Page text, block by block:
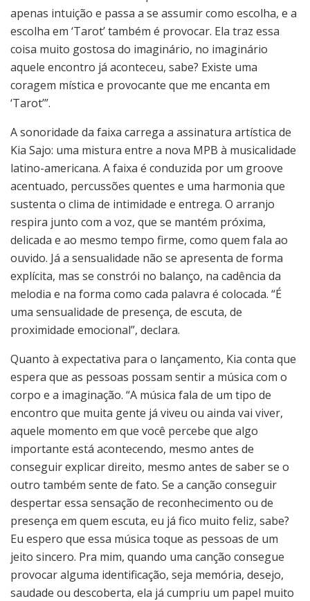
apenas intuição e passa a se assumir como escolha, e a
escolha em ‘Tarot’ também é provocar. Ela traz essa
coisa muito gostosa do imaginário, no imaginário
aquele encontro já aconteceu, sabe? Existe uma
coragem mística e provocante que me encanta em
‘Tarot’”.
A sonoridade da faixa carrega a assinatura artística de
Kia Sajo: uma mistura entre a nova MPB à musicalidade
latino-americana. A faixa é conduzida por um groove
acentuado, percussões quentes e uma harmonia que
sustenta o clima de intimidade e entrega. O arranjo
respira junto com a voz, que se mantém próxima,
delicada e ao mesmo tempo firme, como quem fala ao
ouvido. Já a sensualidade não se apresenta de forma
explícita, mas se constrói no balanço, na cadência da
melodia e na forma como cada palavra é colocada. “É
uma sensualidade de presença, de escuta, de
proximidade emocional”, declara.
Quanto à expectativa para o lançamento, Kia conta que
espera que as pessoas possam sentir a música com o
corpo e a imaginação. “A música fala de um tipo de
encontro que muita gente já viveu ou ainda vai viver,
aquele momento em que você percebe que algo
importante está acontecendo, mesmo antes de
conseguir explicar direito, mesmo antes de saber se o
outro também sente de fato. Se a canção conseguir
despertar essa sensação de reconhecimento ou de
presença em quem escuta, eu já fico muito feliz, sabe?
Eu espero que essa música toque as pessoas de um
jeito sincero. Pra mim, quando uma canção consegue
provocar alguma identificação, seja memória, desejo,
saudade ou descoberta, ela já cumpriu um papel muito